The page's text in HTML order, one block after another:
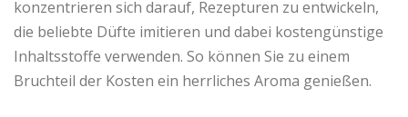
konzentrieren sich darauf, Rezepturen zu entwickeln,
die beliebte Düfte imitieren und dabei kostengünstige
Inhaltsstoffe verwenden. So können Sie zu einem
Bruchteil der Kosten ein herrliches Aroma genießen.